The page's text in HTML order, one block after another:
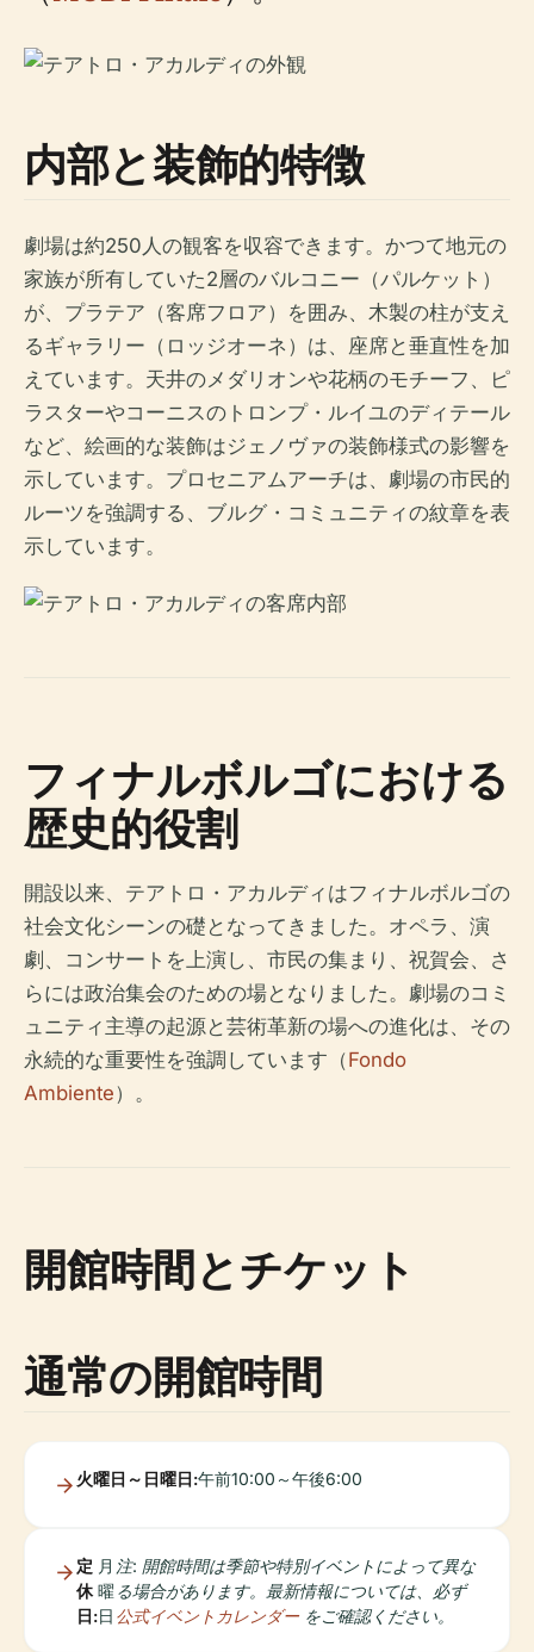
内部と装飾的特徴
劇場は約250人の観客を収容できます。かつて地元の
家族が所有していた2層のバルコニー（パルケット）
が、プラテア（客席フロア）を囲み、木製の柱が支え
るギャラリー（ロッジオーネ）は、座席と垂直性を加
えています。天井のメダリオンや花柄のモチーフ、ピ
ラスターやコーニスのトロンプ・ルイユのディテール
など、絵画的な装飾はジェノヴァの装飾様式の影響を
示しています。プロセニアムアーチは、劇場の市民的
ルーツを強調する、ブルグ・コミュニティの紋章を表
示しています。
フィナルボルゴにおける
歴史的役割
開設以来、テアトロ・アカルディはフィナルボルゴの
社会文化シーンの礎となってきました。オペラ、演
劇、コンサートを上演し、市民の集まり、祝賀会、さ
らには政治集会のための場となりました。劇場のコミ
ュニティ主導の起源と芸術革新の場への進化は、その
永続的な重要性を強調しています（Fondo
Ambiente）。
開館時間とチケット
通常の開館時間
火曜日～日曜日:午前10:00～午後6:00
定
休
日:
月
曜
日
注: 開館時間は季節や特別イベントによって異な
る場合があります。最新情報については、必ず
公式イベントカレンダーをご確認ください。